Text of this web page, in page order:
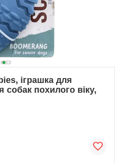
іграшка для
собак похилого віку,